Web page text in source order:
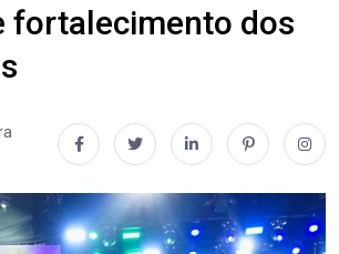
fortalecimento dos